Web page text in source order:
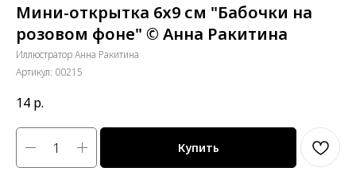
Мини-открытка 6х9 см "Бабочки на
розовом фоне" © Анна Ракитина
Иллюстратор Анна Ракитина
Артикул: 00215
14 р.
Купить